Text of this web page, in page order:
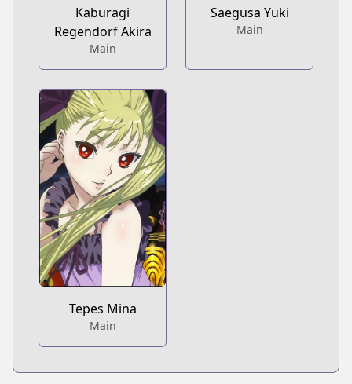
Kaburagi
Regendorf Akira
Main
Saegusa Yuki
Main
Tepes Mina
Main